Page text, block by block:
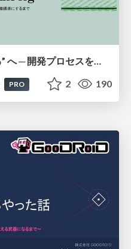
”AIを使う” から ”AIに任せる” へ ─ 開発プロセスを再設計してAIを組織標準にするまで
PRO 2 190